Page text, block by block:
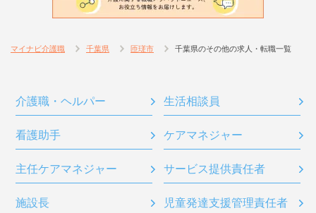
マイナビ介護職 千葉県 匝瑳市 千葉県のその他の求人・転職一覧
介護職・ヘルパー 生活相談員
看護助手 ケアマネジャー
主任ケアマネジャー サービス提供責任者
施設長 児童発達支援管理責任者